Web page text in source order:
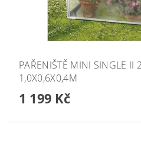
PAŘENIŠTĚ MINI SINGLE II
1,0X0,6X0,4M
1 199 Kč